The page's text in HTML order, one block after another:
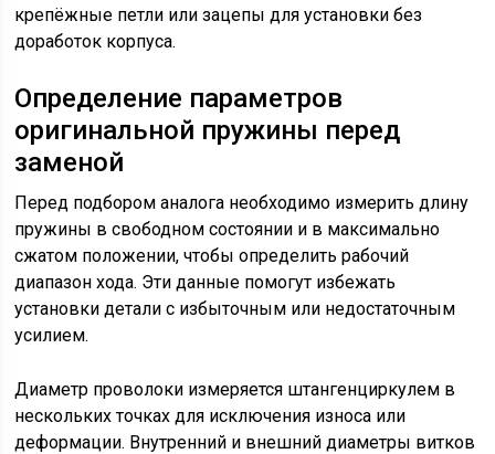
крепёжные петли или зацепы для установки без
доработок корпуса.
Определение параметров
оригинальной пружины перед
заменой
Перед подбором аналога необходимо измерить длину
пружины в свободном состоянии и в максимально
сжатом положении, чтобы определить рабочий
диапазон хода. Эти данные помогут избежать
установки детали с избыточным или недостаточным
усилием.
Диаметр проволоки измеряется штангенциркулем в
нескольких точках для исключения износа или
деформации. Внутренний и внешний диаметры витков